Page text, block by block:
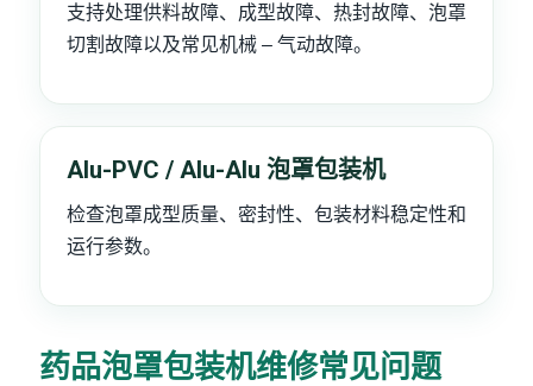
支持处理供料故障、成型故障、热封故障、泡罩
切割故障以及常见机械 – 气动故障。
Alu-PVC / Alu-Alu 泡罩包装机
检查泡罩成型质量、密封性、包装材料稳定性和
运行参数。
药品泡罩包装机维修常见问题